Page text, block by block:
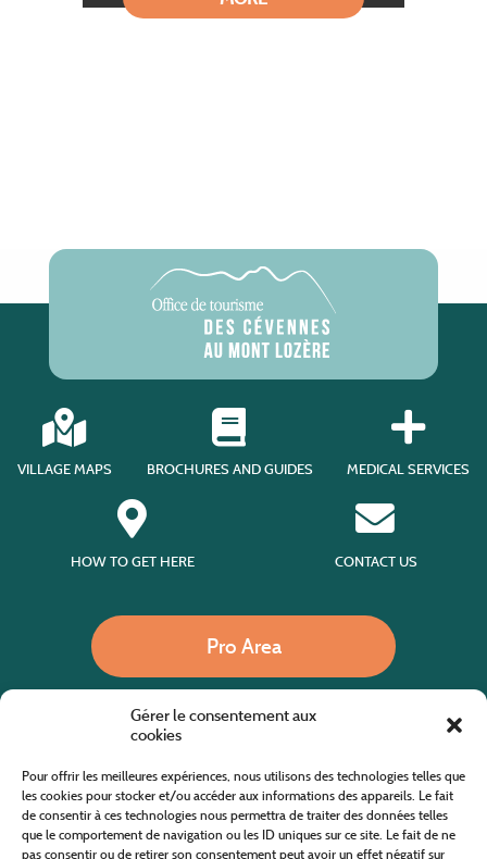
Gérer le consentement aux
cookies
Pour offrir les meilleures expériences, nous utilisons des technologies telles que
les cookies pour stocker et/ou accéder aux informations des appareils. Le fait
de consentir à ces technologies nous permettra de traiter des données telles
que le comportement de navigation ou les ID uniques sur ce site. Le fait de ne
pas consentir ou de retirer son consentement peut avoir un effet négatif sur
VILLAGE MAPS BROCHURES AND GUIDES MEDICAL SERVICES
HOW TO GET HERE CONTACT US
Pro Area
Website co-financed by the European Agricultural Fund for Rural Development
Europe invests in rural areas